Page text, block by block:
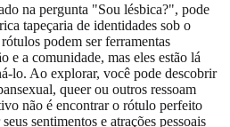
na pergunta "Sou lésbica?", pode
tapeçaria de identidades sob o
podem ser ferramentas
e a comunidade, mas eles estão lá
lo. Ao explorar, você pode descobrir
queer ou outros ressoam
não é encontrar o rótulo perfeito
sentimentos e atrações pessoais